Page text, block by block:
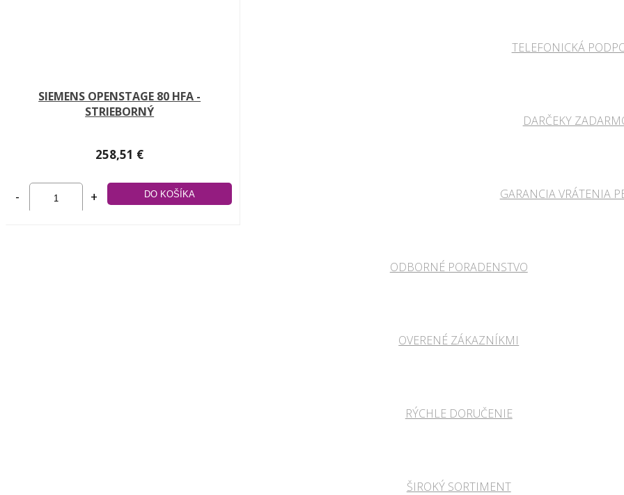
SIEMENS OPENSTAGE 80 HFA -
STRIEBORNÝ
258,51 €
- +
TELEFONICKÁ
DARČEKY
GARANCIA VRÁTENIA
ODBORNÉ PORADENSTVO
OVERENÉ ZÁKAZNÍKMI
RÝCHLE DORUČENIE
ŠIROKÝ SORTIMENT